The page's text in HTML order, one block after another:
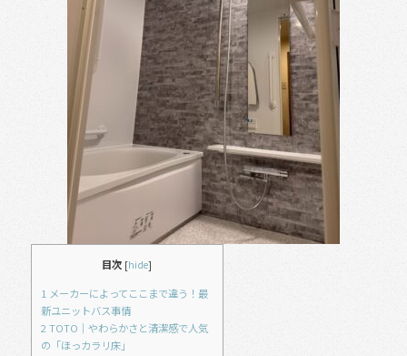
o
k
目次 [hide]
1 メーカーによってここまで違う！最
新ユニットバス事情
2 TOTO｜やわらかさと清潔感で人気
の「ほっカラリ床」